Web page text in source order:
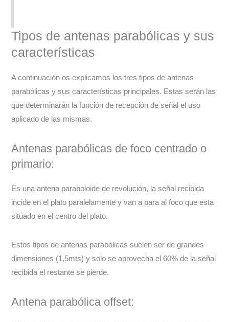
Tipos de antenas parabólicas y sus
características
A continuación os explicamos los tres tipos de antenas
parabólicas y sus características principales. Estas serán las
que determinarán la función de recepción de señal el uso
aplicado de las mismas.
Antenas parabólicas de foco centrado o
primario:
Es una antena paraboloide de revolución, la señal recibida
incide en el plato paralelamente y van a para al foco que esta
situado en el centro del plato.
Estos tipos de antenas parabólicas suelen ser de grandes
dimensiones (1,5mts) y solo se aprovecha el 60% de la señal
recibida el restante se pierde.
Antena parabólica offset: